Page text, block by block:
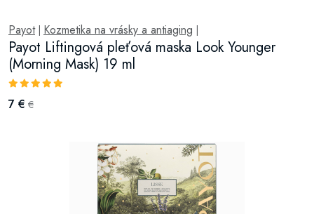
Payot| Kozmetika na vrásky a antiaging
Payot Liftingová pleťová maska Look Younger
(Morning Mask) 19 ml
7 € €